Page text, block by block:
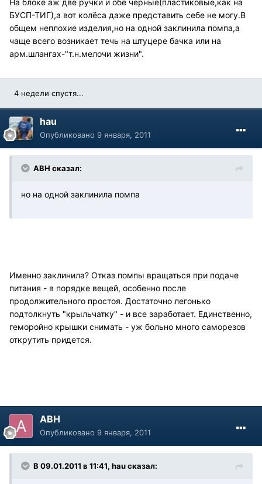
БУСП-ТИГ),а вот колёса даже представить себе не могу.В
общем неплохие изделия,но на одной заклинила помпа,а
чаще всего возникает течь на штуцере бачка или на
арм.шлангах-"т.н.мелочи жизни".
4 недели спустя...
hau
Опубликовано 9 января, 2011
АВН сказал:
но на одной заклинила помпа
Именно заклинила? Отказ помпы вращаться при подаче
питания - в порядке вещей, особенно после
продолжительного простоя. Достаточно легонько
подтолкнуть "крыльчатку" - и все заработает. Единственно,
геморойно крышки снимать - уж больно много саморезов
открутить придется.
АВН
Опубликовано 9 января, 2011
В 09.01.2011 в 11:41, hau сказал: